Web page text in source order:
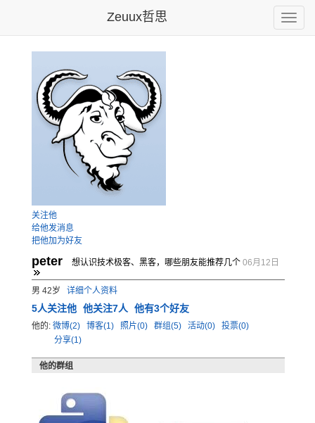
Toggle
Zeuux哲思
关注他
给他发消息
把他加为好友
peter 想认识技术极客、黑客，哪些朋友能推荐几个 06月12日
男 42岁 详细个人资料
5人关注他 他关注7人 他有3个好友
他的: 微博(2) 博客(1) 照片(0) 群组(5) 活动(0)
投票(0)
分享(1)
他的群组